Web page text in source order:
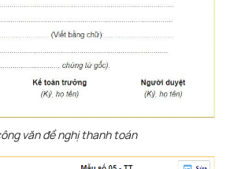
văn đề nghị thanh toán